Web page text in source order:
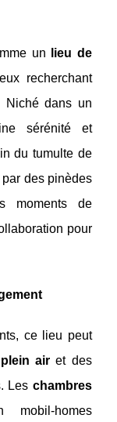
un
lieu de
recherchant
Niché dans un
sérénité et
du tumulte de
par des pinèdes
moments de
pour
ce lieu peut
air et des
Les chambres
mobil-homes